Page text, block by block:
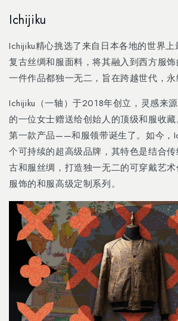
content
Ichijiku
Ichijiku精心挑选了来自日本各地的世界
复古丝绸和服面料，将其融入到西方服
一件作品都独一无二，旨在跨越世代，永
Ichijiku（一轴）于2018年创立，灵感来
的一位女士赠送给创始人的顶级和服收
第一款产品——和服领带诞生了。如今，
个可持续的超高级品牌，其特色是结合
古和服丝绸，打造独一无二的可穿戴艺
服饰的和服高级定制系列。